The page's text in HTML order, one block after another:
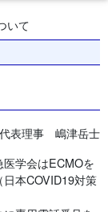
いて
表理事 嶋津岳士
学会はECMOを
本COVID19対策